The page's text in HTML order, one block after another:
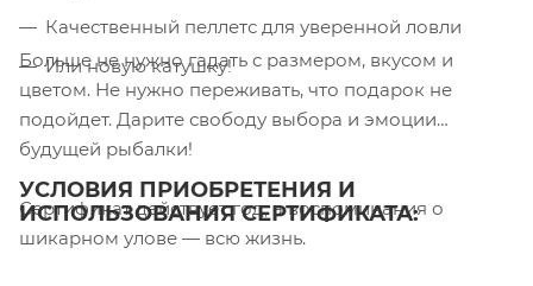
Качественный пеллетс для уверенной ловли
Или новую катушку!
Больше не нужно гадать с размером, вкусом и
цветом. Не нужно переживать, что подарок не
подойдет. Дарите свободу выбора и эмоции
будущей рыбалки!
Сертификат действует год, а воспоминания о
шикарном улове — всю жизнь.
УСЛОВИЯ ПРИОБРЕТЕНИЯ И
ИСПОЛЬЗОВАНИЯ СЕРТИФИКАТА: